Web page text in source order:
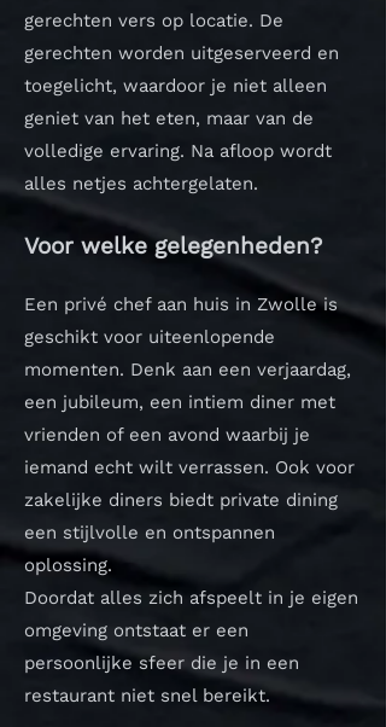
gerechten vers op locatie. De
gerechten worden uitgeserveerd en
toegelicht, waardoor je niet alleen
geniet van het eten, maar van de
volledige ervaring. Na afloop wordt
alles netjes achtergelaten.
Voor welke gelegenheden?
Een privé chef aan huis in Zwolle is
geschikt voor uiteenlopende
momenten. Denk aan een verjaardag,
een jubileum, een intiem diner met
vrienden of een avond waarbij je
iemand echt wilt verrassen. Ook voor
zakelijke diners biedt private dining
een stijlvolle en ontspannen
oplossing.
Doordat alles zich afspeelt in je eigen
omgeving ontstaat er een
persoonlijke sfeer die je in een
restaurant niet snel bereikt.